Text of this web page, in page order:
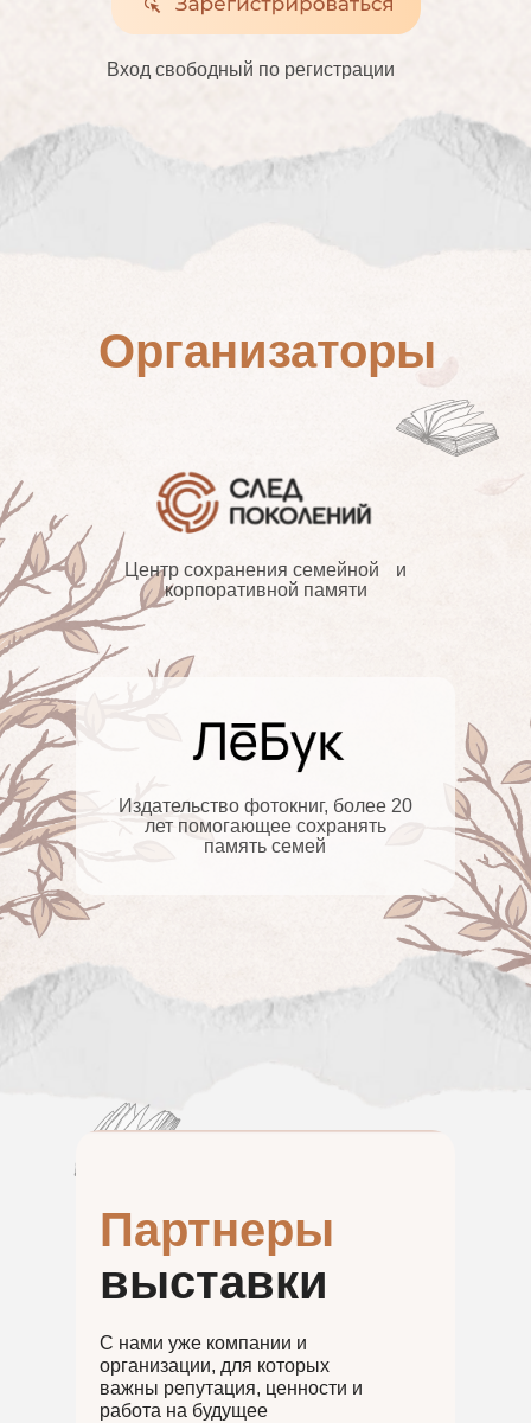
Вход свободный по регистрации
Организаторы
Издательство фотокниг, более 20
лет помогающее сохранять
память семей
Центр сохранения семейной и
корпоративной памяти
Партнеры
выставки
С нами уже компании и
организации, для которых
важны репутация, ценности и
работа на будущее